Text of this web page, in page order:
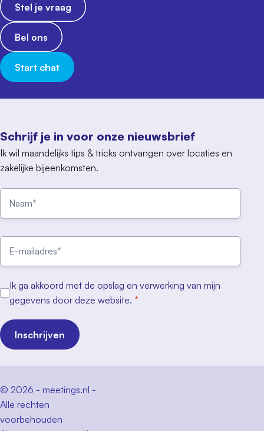
Schrijf je in voor onze nieuwsbrief
Ik wil maandelijks tips & tricks ontvangen over locaties en
zakelijke bijeenkomsten.
Ik ga akkoord met de opslag en verwerking van mijn
gegevens door deze website. *
Inschrijven
Stel je vraag
Bel ons
Start chat
© 2026 - meetings.nl -
Alle rechten
voorbehouden